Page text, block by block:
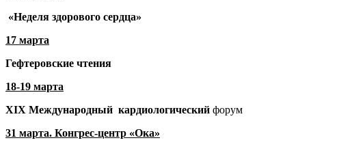
«Неделя здорового сердца»
17 марта
Гефтеровские чтения
18-19 марта
XIX Международный кардиологический форум
31 марта. Конгрес-центр «Ока»